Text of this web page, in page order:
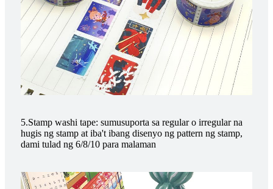
5.Stamp washi tape: sumusuporta sa regular o irregular na
hugis ng stamp at iba't ibang disenyo ng pattern ng stamp,
dami tulad ng 6/8/10 para malaman